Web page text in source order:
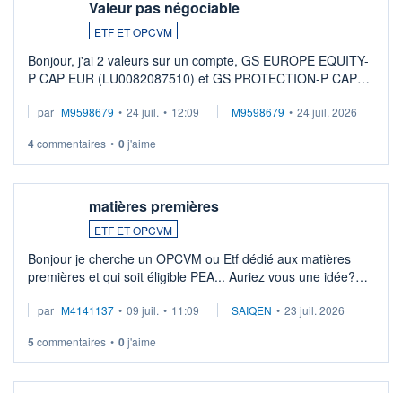
Valeur pas négociable
ETF ET OPCVM
Bonjour, j'ai 2 valeurs sur un compte, GS EUROPE EQUITY-
P CAP EUR (LU0082087510) et GS PROTECTION-P CAP
veux procéder à la vente, on me signale ...
par M9598679 • 24 juil. • 12:09 M9598679 • 24 juil. 2026
4commentaires • 0j'aime
matières premières
ETF ET OPCVM
Bonjour je cherche un OPCVM ou Etf dédié aux matières
premières et qui soit éligible PEA... Auriez vous une idée?
par M4141137 • 09 juil. • 11:09 SAIQEN • 23 juil. 2026
5 commentaires • 0j'aime